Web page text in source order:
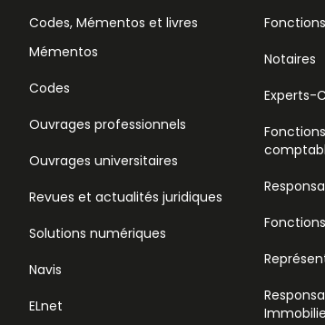
Codes, Mémentos et livres
Mémentos
Codes
Ouvrages professionnels
Ouvrages universitaires
Revues et actualités juridiques
Solutions numériques
Navis
ELnet
Notaires
Experts-
Fonctions